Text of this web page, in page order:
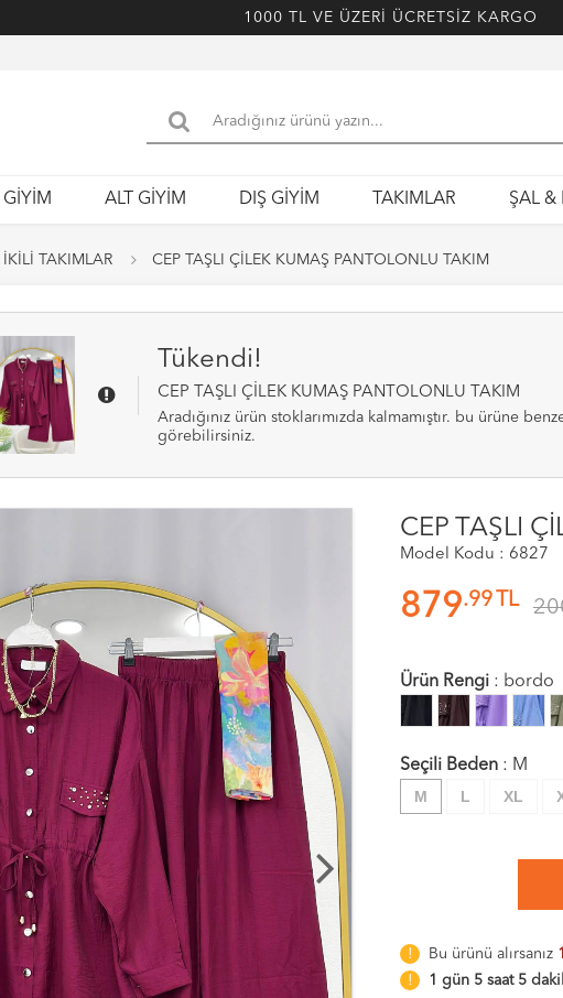
1000 TL VE ÜZERİ ÜCRETSİZ KARGO
GİYİM ALT GİYİM DIŞ GİYİM TAKIMLAR ŞAL &
İKİLİ TAKIMLAR CEP TAŞLI ÇİLEK KUMAŞ PANTOLONLU TAKIM
Tükendi!
CEP TAŞLI ÇİLEK KUMAŞ PANTOLONLU TAKIM
aradığınız ürün stoklarımızda kalmamıştır. bu ürüne benzer ürünleri alt bölümde
görebilirsiniz.
CEP TAŞLI
Model Kodu : 6827
879.99 TL
Ürün Rengi : bordo
Seçili Beden : M
M
L XL
Bu ürünü alırsanız
1 gün 5 saat 5